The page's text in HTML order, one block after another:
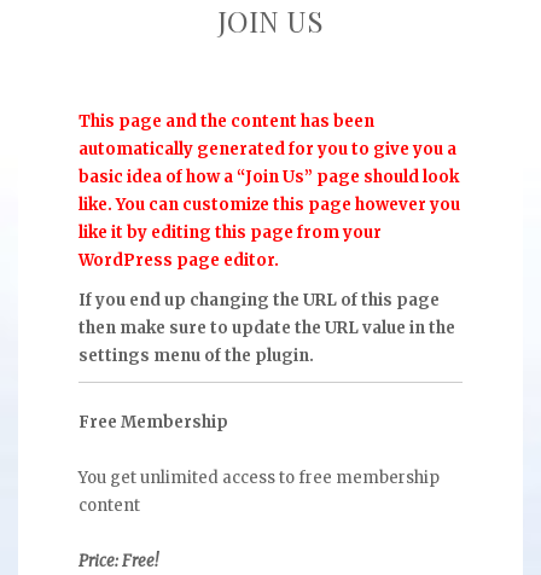
JOIN US
This page and the content has been
automatically generated for you to give you a
basic idea of how a “Join Us” page should look
like. You can customize this page however you
like it by editing this page from your
WordPress page editor.
If you end up changing the URL of this page
then make sure to update the URL value in the
settings menu of the plugin.
Free Membership
You get unlimited access to free membership
content
Price: Free!